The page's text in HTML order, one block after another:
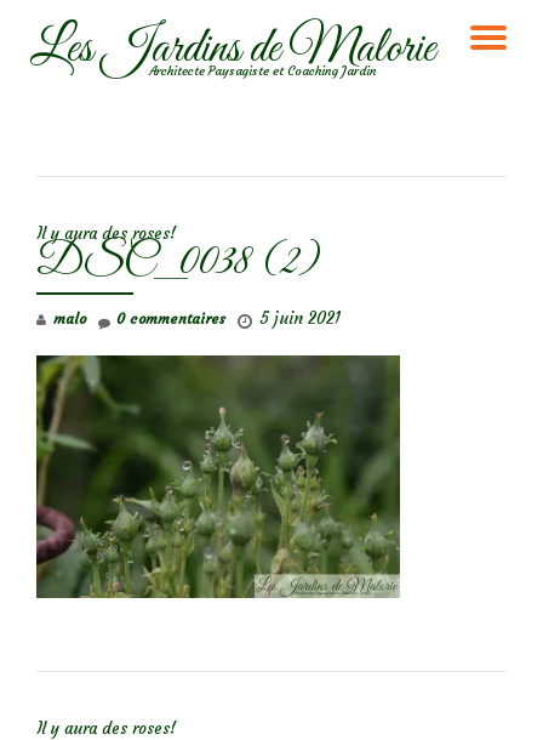
AllerLes Jardins de Malorie
Architecte Paysagiste et Coaching Jardin
Il y aura des roses!
DSC_0038 (2)
malo 5 juin 2021
0 commentaires
Il y aura des roses!